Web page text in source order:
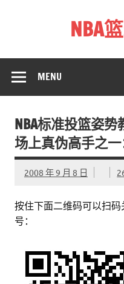
NBA
MENU
NBA标准投篮姿
场上真伪高手之
2008 年 9 月 8 日
按住下面二维码可以扫
号：